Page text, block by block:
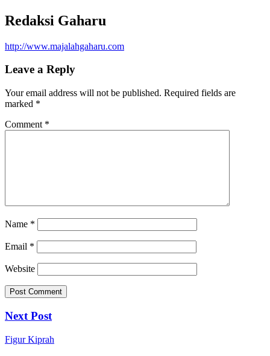
Redaksi Gaharu
http://www.majalahgaharu.com
Leave a Reply
Your email address will not be published. Required fields are
marked *
Comment *
Name *
Email *
Website
Next Post
FigurKiprah